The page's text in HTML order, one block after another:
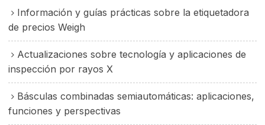
Información y guías prácticas sobre la etiquetadora
de precios Weigh
Actualizaciones sobre tecnología y aplicaciones de
inspección por rayos X
Básculas combinadas semiautomáticas: aplicaciones,
funciones y perspectivas